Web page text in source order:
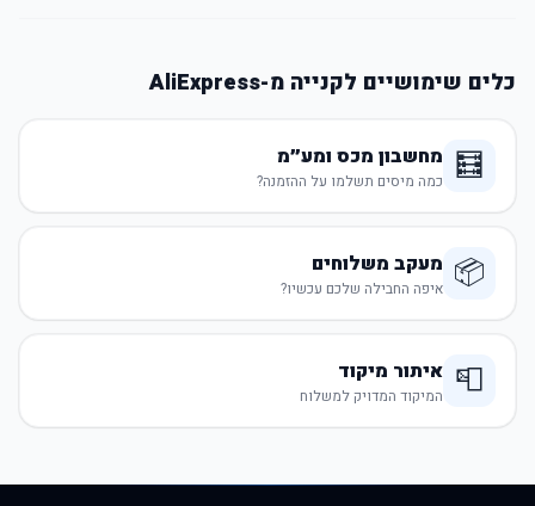
כלים שימושיים לקנייה מ-AliExpress
🧮 מחשבון מכס ומע״מ
כמה מיסים תשלמו על ההזמנה?
📦 מעקב משלוחים
איפה החבילה שלכם עכשיו?
📮 איתור מיקוד
המיקוד המדויק למשלוח